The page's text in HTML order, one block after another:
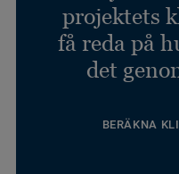
projektets
få reda på
det
BERÄKNA